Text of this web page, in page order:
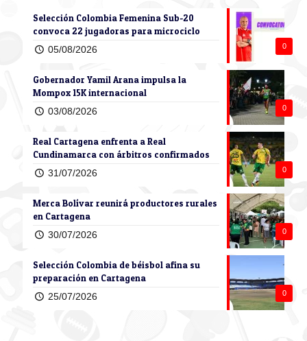
0
Selección Colombia Femenina Sub-20
convoca 22 jugadoras para microciclo
05/08/2026
0
Gobernador Yamil Arana impulsa la
Mompox 15K internacional
03/08/2026
0
Real Cartagena enfrenta a Real
Cundinamarca con árbitros confirmados
31/07/2026
0
Merca Bolívar reunirá productores rurales
en Cartagena
30/07/2026
0
Selección Colombia de béisbol afina su
preparación en Cartagena
25/07/2026